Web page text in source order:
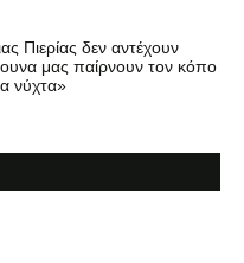
Πιερίας δεν αντέχουν
μας παίρνουν τον κόπο
νύχτα»